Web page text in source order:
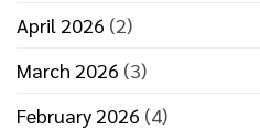
April 2026 (2)
March 2026 (3)
February 2026 (4)